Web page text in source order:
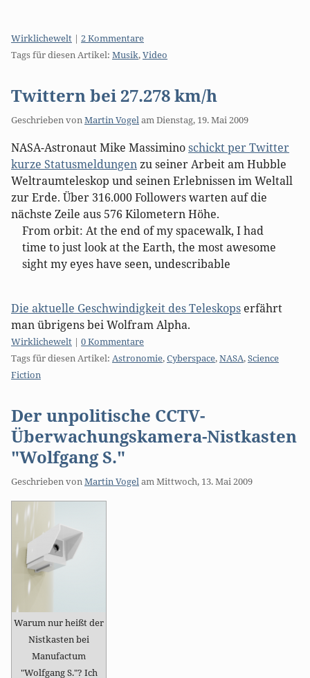
Kategorien:
Wirklichewelt | 2 Kommentare
Tags für diesen Artikel: Musik,Video
Twittern bei 27.278 km/h
Geschrieben vonMartin VogelamDienstag, 19. Mai 2009
NASA-Astronaut Mike Massiminoschickt per Twitter
kurze Statusmeldungenzu seiner Arbeit am Hubble
Weltraumteleskop und seinen Erlebnissen im Weltall
zur Erde. Über 316.000 Followers warten auf die
nächste Zeile aus 576 Kilometern Höhe.
From orbit: At the end of my spacewalk, I had
time to just look at the Earth, the most awesome
sight my eyes have seen, undescribable
Die aktuelle Geschwindigkeit des Teleskops erfährt
man übrigens bei Wolfram Alpha.
Kategorien:
Wirklichewelt | 0 Kommentare
Tags für diesen Artikel: Astronomie,Cyberspace,NASA,Science
Fiction
Der unpolitische CCTV-
Überwachungskamera-Nistkasten
"Wolfgang S."
Geschrieben vonMartin VogelamMittwoch, 13. Mai 2009
Warum nur heißt der
Nistkasten bei
Manufactum
"Wolfgang S."? Ich